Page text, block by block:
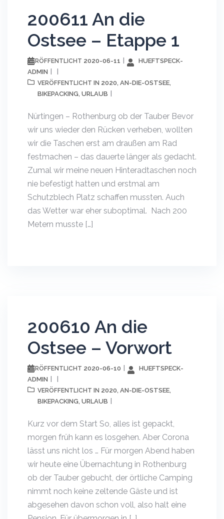
200611 An die
Ostsee – Etappe 1
VERÖFFENTLICHT 2020-06-11
HUEFTSPECK-
ADMIN
VERÖFFENTLICHT IN 2020, AN-DIE-OSTSEE,
BIKEPACKING, URLAUB
Nürtingen – Rothenburg ob der Tauber Bevor
wir uns wieder den Rücken verheben, wollten
wir die Taschen erst am draußen am Rad
festmachen – das dauerte länger als gedacht.
Zumal wir meine neuen Hinteradtaschen noch
nie befestigt hatten und erstmal am
Schutzblech Platz schaffen mussten. Auch
das Wetter war eher suboptimal. Nach 200
Metern musste […]
200610 An die
Ostsee – Vorwort
VERÖFFENTLICHT 2020-06-10
HUEFTSPECK-
ADMIN
VERÖFFENTLICHT IN 2020, AN-DIE-OSTSEE,
BIKEPACKING, URLAUB
Kurz vor dem Start So, alles ist gepackt,
morgen früh kann es losgehen. Aber Corona
lässt uns nicht los … Für morgen Abend haben
wir heute eine Übernachtung in Rothenburg
ob der Tauber gebucht, der örtliche Camping
nimmt noch keine zeltende Gäste und ist
abgesehen davon schon voll, also halt eine